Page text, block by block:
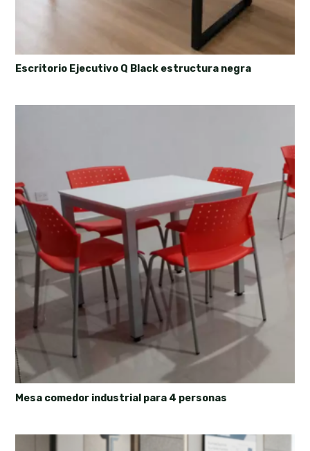
Escritorio Ejecutivo Q Black estructura negra
Mesa comedor industrial para 4 personas